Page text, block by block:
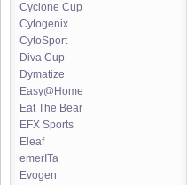
Cyclone Cup
Cytogenix
CytoSport
Diva Cup
Dymatize
Easy@Home
Eat The Bear
EFX Sports
Eleaf
emerITa
Evogen